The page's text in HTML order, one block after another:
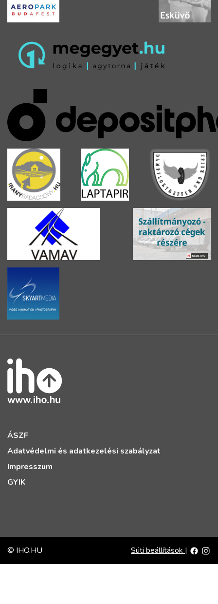
ÁSZF
Adatvédelmi és adatkezelési szabályzat
Impresszum
GYIK
© IHO.HU Süti beállítások |